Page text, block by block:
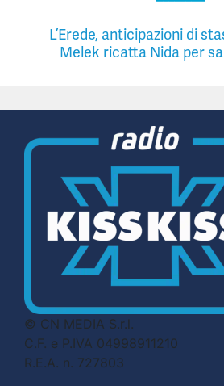
L’Erede, anticipazioni di
Melek ricatta Nida per
© CN MEDIA S.r.l.
C.F. e P.IVA 04998911210
R.E.A. n. 727803